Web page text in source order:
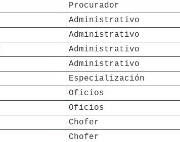
Procurador
Administrativo
Administrativo
Administrativo
Administrativo
Especialización
Oficios
Oficios
Chofer
Chofer